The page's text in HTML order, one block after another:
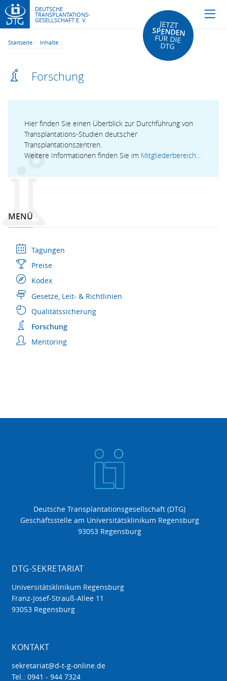
DEUTSCHE
TRANSPLANTATIONS-
GESELLSCHAFT E. V. JETZT
SPENDEN
FÜR DIE
DTG
Startseite Inhalte
Forschung
Hier finden Sie einen Überblick zur Durchführung von
Transplantations-Studien deutscher
Transplantationszentren.
Weitere Informationen finden Sie im Mitgliederbereich...
MENÜ
Tagungen
Preise
Kodex
Gesetze, Leit- & Richtlinien
Qualitätssicherung
Forschung
Mentoring
Deutsche Transplantationsgesellschaft (DTG)
Geschäftsstelle am Universitätsklinikum Regensburg
93053 Regensburg
DTG-SEKRETARIAT
Universitätsklinikum Regensburg
Franz-Josef-Strauß-Allee 11
93053 Regensburg
KONTAKT
sekretariat@d-t-g-online.de
Tel.: 0941 - 944 7324